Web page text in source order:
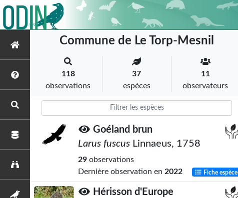
Commune de Le Torp-Mesnil
118
observations
37
espèces
11
observateurs
Goéland brun
Larus fuscus Linnaeus, 1758
29 observations
Dernière observation en 2022 Fiche espèce
Hérisson d'Europe